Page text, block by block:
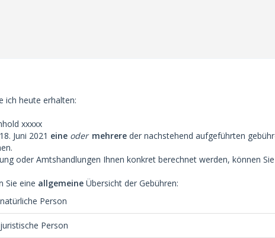
ich heute erhalten:
xxxxx
Juni 2021 eine oder mehrere der nachstehend aufgeführten
oder Amtshandlungen Ihnen konkret berechnet werden, können
Sie eine allgemeine Übersicht der Gebühren:
Person
Person